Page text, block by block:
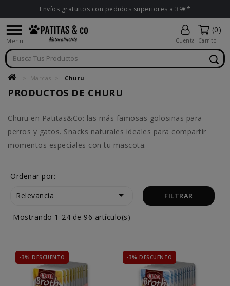
Envíos gratuitos con pedidos superiores a 39€*

Menu Cuenta
(0)
Carrito
Marcas Churu
PRODUCTOS DE CHURU
Churu en Patitas&Co: las más famosas golosinas para
perros y gatos. Snacks naturales ideales para compartir
momentos especiales con tu mascota.
Ordenar por:
Relevancia
 FILTRAR
Mostrando 1-24 de 96 artículo(s)
-3% DESCUENTO -3% DESCUENTO